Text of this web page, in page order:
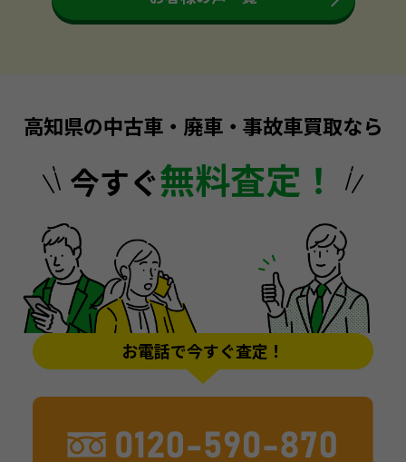
高知県の中古車・廃車・事故車買取なら
今すぐ無料査定！
お電話で今すぐ査定！